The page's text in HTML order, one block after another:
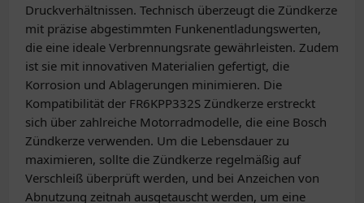
Druckverhältnissen. Technisch überzeugt die Zündkerze
mit präzise abgestimmten Funkenentladungswerten,
die eine ideale Verbrennungsrate gewährleisten. Zudem
ist sie mit innovativen Materialien gefertigt, die
Korrosion und Ablagerungen minimieren. Die
Kompatibilität der FR6KPP332S Zündkerze erstreckt
sich über zahlreiche Motorradmodelle, die eine Bosch
Zündkerze verwenden. Um die Lebensdauer zu
maximieren, sollte die Zündkerze regelmäßig auf
Verschleiß überprüft werden, und bei Anzeichen von
Abnutzung zeitnah ausgetauscht werden, um eine